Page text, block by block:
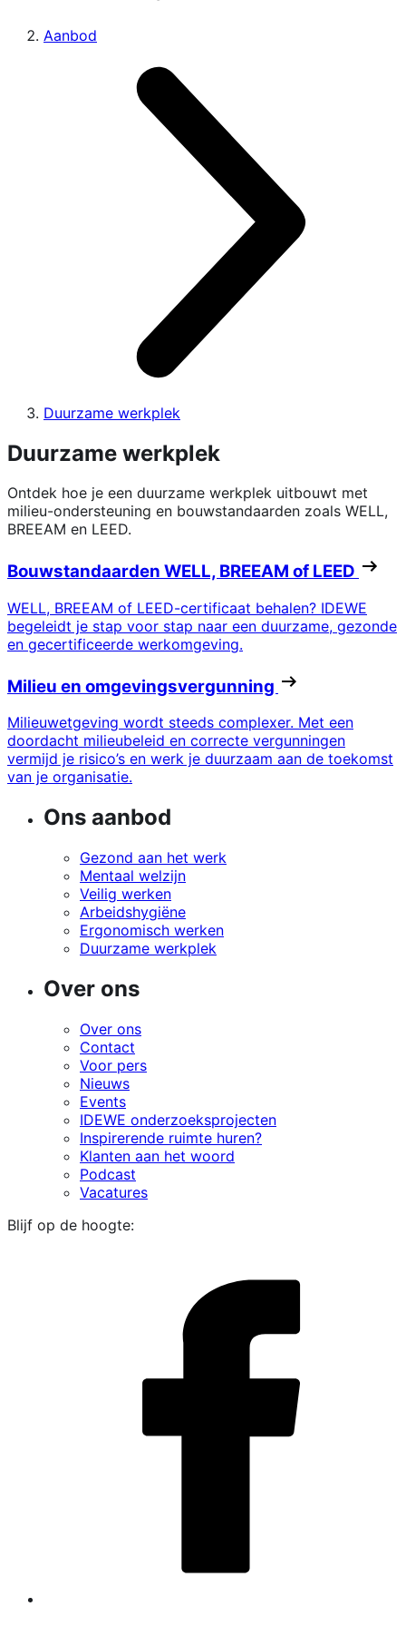
Aanbod
Duurzame werkplek
Duurzame werkplek
Ontdek hoe je een duurzame werkplek uitbouwt met
milieu-ondersteuning en bouwstandaarden zoals WELL,
BREEAM en LEED.
Bouwstandaarden WELL, BREEAM of LEED
WELL, BREEAM of LEED-certificaat behalen? IDEWE
begeleidt je stap voor stap naar een duurzame, gezonde
en gecertificeerde werkomgeving.
Milieu en omgevingsvergunning
Milieuwetgeving wordt steeds complexer. Met een
doordacht milieubeleid en correcte vergunningen
vermijd je risico’s en werk je duurzaam aan de toekomst
van je organisatie.
Ons aanbod
Gezond aan het werk
Mentaal welzijn
Veilig werken
Arbeidshygiëne
Ergonomisch werken
Duurzame werkplek
Over ons
Over ons
Contact
Voor pers
Nieuws
Events
IDEWE onderzoeksprojecten
Inspirerende ruimte huren?
Klanten aan het woord
Podcast
Vacatures
Blijf op de hoogte: